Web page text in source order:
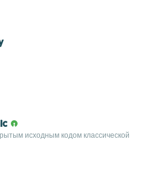
исходным кодом классической